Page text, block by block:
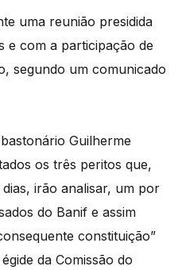
uma reunião presidida
e com a participação de
segundo um comunicado
Guilherme
os três peritos que,
irão analisar, um por
do Banif e assim
constituição”
da Comissão do